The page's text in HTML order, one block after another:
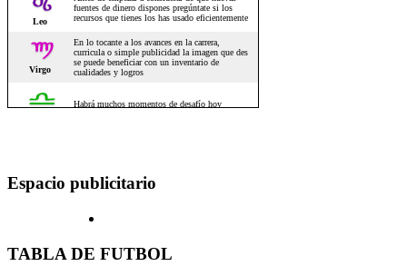
Espacio publicitario
TABLA DE FUTBOL